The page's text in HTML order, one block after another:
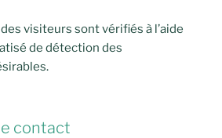
visiteurs sont vérifiés à l’aide
de détection des
contact